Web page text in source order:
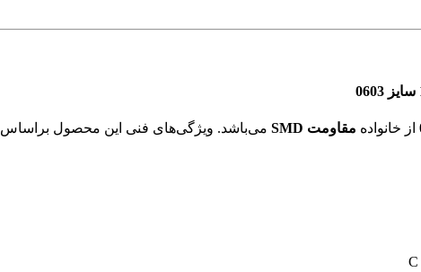
از خانواده مقاومت SMD می‌باشد. ویژگی‌های فنی این محصول براساس